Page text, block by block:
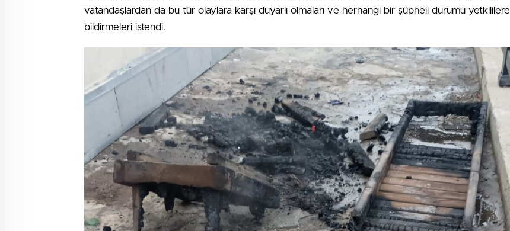
vatandaşlardan da bu tür olaylara karşı duyarlı olmaları ve herhangi bir şüpheli durumu yetkililere
bildirmeleri istendi.